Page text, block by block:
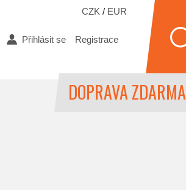
Přihlásit se Registrace
DOPRAVA ZDARMA
CZK / EUR